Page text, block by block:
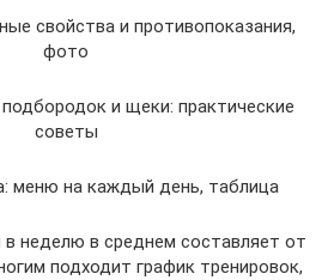
свойства и противопоказания,
фото
и щеки: практические
советы
меню на каждый день, таблица
в неделю в среднем составляет от
подходит график тренировок,